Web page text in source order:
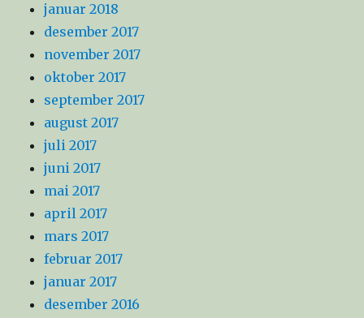
januar 2018
desember 2017
november 2017
oktober 2017
september 2017
august 2017
juli 2017
juni 2017
mai 2017
april 2017
mars 2017
februar 2017
januar 2017
desember 2016